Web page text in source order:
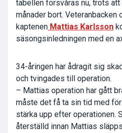
tabellen försvåras nu, trots
månader bort. Veteranbacken
kaptenen Mattias Karlsson
säsongsinledningen med en
34-åringen har ådragit sig
och tvingades till operation.
– Mattias operation har gått
måste det få ta sin tid med
stärka upp efter operationen.
återställd innan Mattias